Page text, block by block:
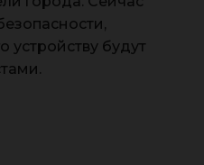
устройству будут